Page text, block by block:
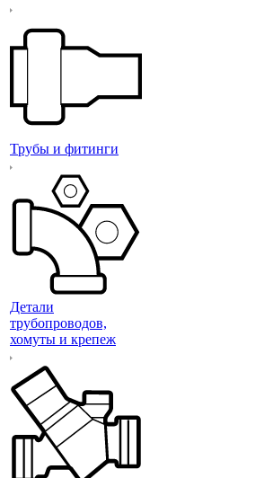
Трубы и фитинги
Детали
трубопроводов,
хомуты и крепеж